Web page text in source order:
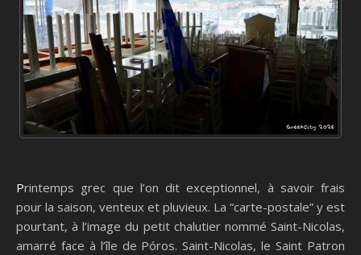
Printemps grec que l’on dit exceptionnel, à savoir frais
pour la saison, venteux et pluvieux. La “carte-postale” y est
pourtant, à l’image du petit chalutier nommé Saint-Nicolas,
amarré face à l’île de Póros. Saint-Nicolas, le Saint Patron